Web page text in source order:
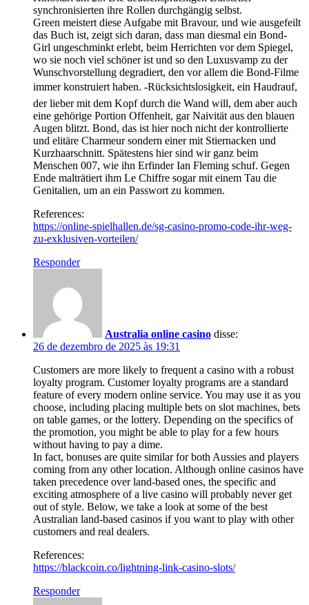
synchronisierten ihre Rollen durchgängig selbst.
Green meistert diese Aufgabe mit Bravour, und wie ausgefeilt
das Buch ist, zeigt sich daran, dass man diesmal ein Bond-
Girl ungeschminkt erlebt, beim Herrichten vor dem Spiegel,
wo sie noch viel schöner ist und so den Luxusvamp zu der
Wunschvorstellung degradiert, den vor allem die Bond-Filme
immer konstruiert haben. -Rücksichtslosigkeit, ein Haudrauf,
der lieber mit dem Kopf durch die Wand will, dem aber auch
eine gehörige Portion Offenheit, gar Naivität aus den blauen
Augen blitzt. Bond, das ist hier noch nicht der kontrollierte
und elitäre Charmeur sondern einer mit Stiernacken und
Kurzhaarschnitt. Spätestens hier sind wir ganz beim
Menschen 007, wie ihn Erfinder Ian Fleming schuf. Gegen
Ende malträtiert ihm Le Chiffre sogar mit einem Tau die
Genitalien, um an ein Passwort zu kommen.
References:
https://online-spielhallen.de/sg-casino-promo-code-ihr-weg-
zu-exklusiven-vorteilen/
Responder
Australia online casino disse:
26 de dezembro de 2025 às 19:31
Customers are more likely to frequent a casino with a robust
loyalty program. Customer loyalty programs are a standard
feature of every modern online service. You may use it as you
choose, including placing multiple bets on slot machines, bets
on table games, or the lottery. Depending on the specifics of
the promotion, you might be able to play for a few hours
without having to pay a dime.
In fact, bonuses are quite similar for both Aussies and players
coming from any other location. Although online casinos have
taken precedence over land-based ones, the specific and
exciting atmosphere of a live casino will probably never get
out of style. Below, we take a look at some of the best
Australian land-based casinos if you want to play with other
customers and real dealers.
References:
https://blackcoin.co/lightning-link-casino-slots/
Responder